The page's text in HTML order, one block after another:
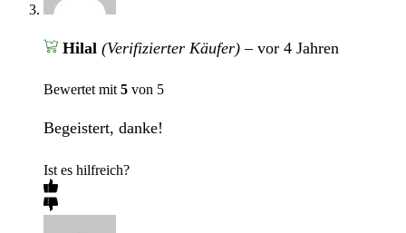
Hilal (Verifizierter Käufer) – vor 4 Jahren
Bewertet mit5 von 5
Begeistert, danke!
Ist es hilfreich?